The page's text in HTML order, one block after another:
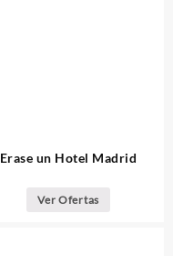
Erase un Hotel Madrid
Ver Ofertas